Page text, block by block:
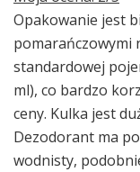
Opakowanie jest
pomarańczowymi
standardowej
ml), co bardzo
ceny. Kulka jest
Dezodorant ma
wodnisty,